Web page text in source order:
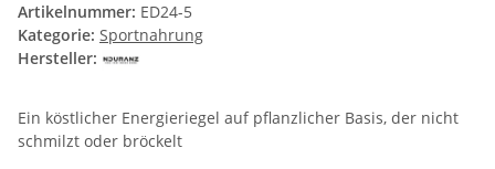
Artikelnummer: ED24-5
Kategorie: Sportnahrung
Hersteller:
Ein köstlicher Energieriegel auf pflanzlicher Basis, der nicht
schmilzt oder bröckelt